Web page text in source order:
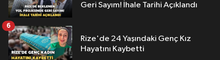
Geri Sayım! İhale Tarihi Açıklandı
Rize'de 24 Yaşındaki Genç Kız
Hayatını Kaybetti
6